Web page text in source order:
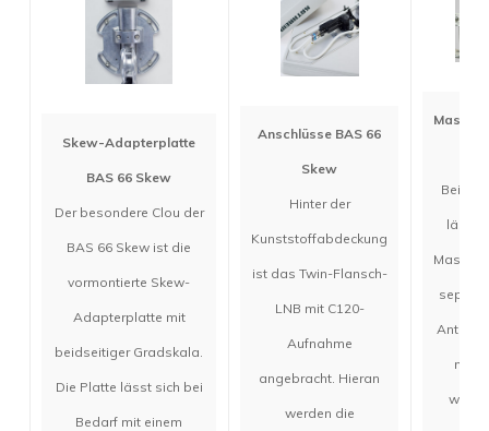
Skew-Adapterplatte
BAS 66 Skew
Der besondere Clou der
BAS 66 Skew ist die
vormontierte Skew-
Adapterplatte mit
beidseitiger Gradskala.
Die Platte lässt sich bei
Bedarf mit einem
Anschlüsse BAS 66
Skew
Hinter der
Kunststoffabdeckung
ist das Twin-Flansch-
LNB mit C120-
Aufnahme
angebracht. Hieran
werden die
Bei der
lässt